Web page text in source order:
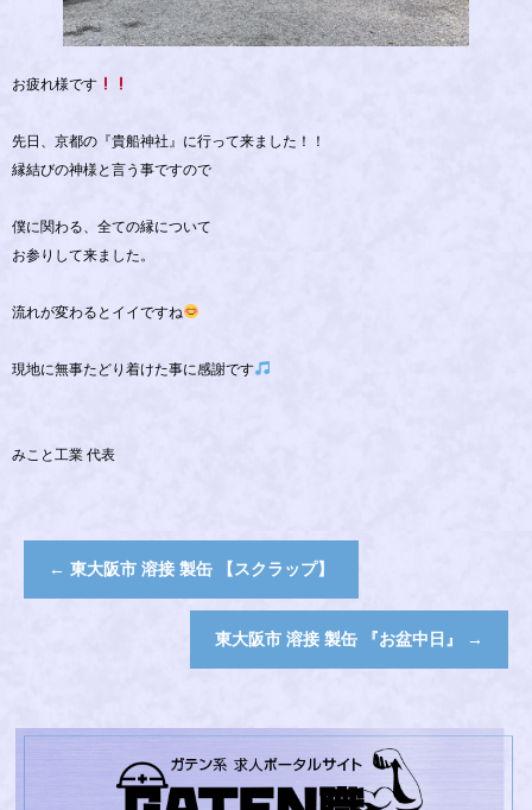
お疲れ様です
先日、京都の『貴船神社』に行って来ました！！
縁結びの神様と言う事ですので
僕に関わる、全ての縁について
お参りして来ました。
流れが変わるとイイですね
現地に無事たどり着けた事に感謝です
みこと工業 代表
← 東大阪市 溶接 製缶 【スクラップ】
東大阪市 溶接 製缶 『お盆中日』 →